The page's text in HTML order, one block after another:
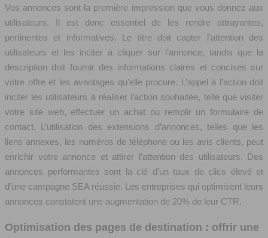
Vos annonces sont la première impression que vous donnez aux
utilisateurs. Il est donc essentiel de les rendre attrayantes,
pertinentes et informatives. Le titre doit capter l’attention des
utilisateurs et les inciter à cliquer sur l’annonce, tandis que la
description doit fournir des informations claires et concises sur
votre offre et les avantages qu’elle procure. L’appel à l’action doit
inciter les utilisateurs à réaliser l’action souhaitée, telle que visiter
votre site web, effectuer un achat ou remplir un formulaire de
contact. L’utilisation des extensions d’annonces, telles que les
liens annexes, les numéros de téléphone ou les avis clients, peut
enrichir votre annonce et attirer l’attention des utilisateurs. Des
annonces performantes sont la clé d’un taux de clics élevé et
d’une campagne SEA réussie. Les entreprises qui optimisent leurs
annonces constatent une augmentation de 20% de leur CTR.
Optimisation des pages de destination : offrir une